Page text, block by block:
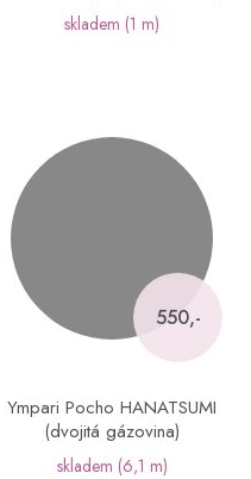
skladem (1 m)
550,-
Ympari Pocho HANATSUMI
(dvojitá gázovina)
skladem (6,1 m)